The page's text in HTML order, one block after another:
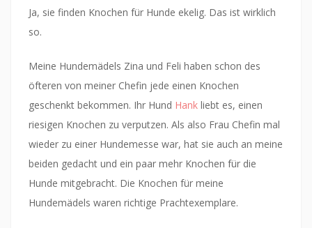
Ja, sie finden Knochen für Hunde ekelig. Das ist wirklich
so.
Meine Hundemädels Zina und Feli haben schon des
öfteren von meiner Chefin jede einen Knochen
geschenkt bekommen. Ihr Hund Hank liebt es, einen
riesigen Knochen zu verputzen. Als also Frau Chefin mal
wieder zu einer Hundemesse war, hat sie auch an meine
beiden gedacht und ein paar mehr Knochen für die
Hunde mitgebracht. Die Knochen für meine
Hundemädels waren richtige Prachtexemplare.